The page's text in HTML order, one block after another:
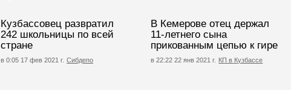
Кузбассовец развратил
242 школьницы по всей
стране
в 0:05 17 фев 2021 г. Сибдепо
В Кемерове отец держал
11-летнего сына
прикованным цепью к гире
в 22:22 22 янв 2021 г. КП в Кузбассе